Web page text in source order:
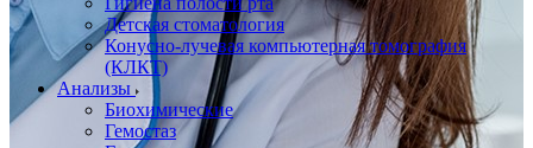
Детская стоматология
Конусно-лучевая компьютерная томография
(КЛКТ)
Анализы
Биохимические
Гемостаз